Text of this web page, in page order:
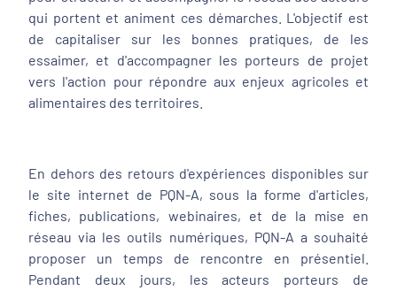
qui portent et animent ces démarches. L'objectif est
de capitaliser sur les bonnes pratiques, de les
essaimer, et d'accompagner les porteurs de projet
vers l'action pour répondre aux enjeux agricoles et
alimentaires des territoires.
En dehors des retours d'expériences disponibles sur
le site internet de PQN-A, sous la forme d'articles,
fiches, publications, webinaires, et de la mise en
réseau via les outils numériques, PQN-A a souhaité
proposer un temps de rencontre en présentiel.
Pendant deux jours, les acteurs porteurs de